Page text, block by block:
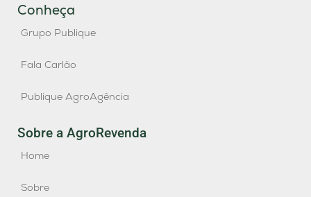
Conheça
Grupo Publique
Fala Carlão
Publique AgroAgência
Sobre a AgroRevenda
Home
Sobre